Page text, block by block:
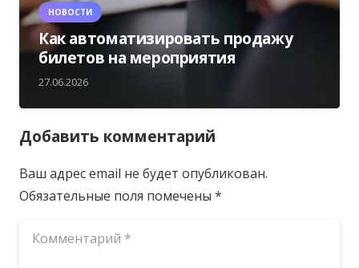
НОВОСТИ
Как автоматизировать продажу
билетов на мероприятия
27.06.2026
Добавить комментарий
Ваш адрес email не будет опубликован.
Обязательные поля помечены *